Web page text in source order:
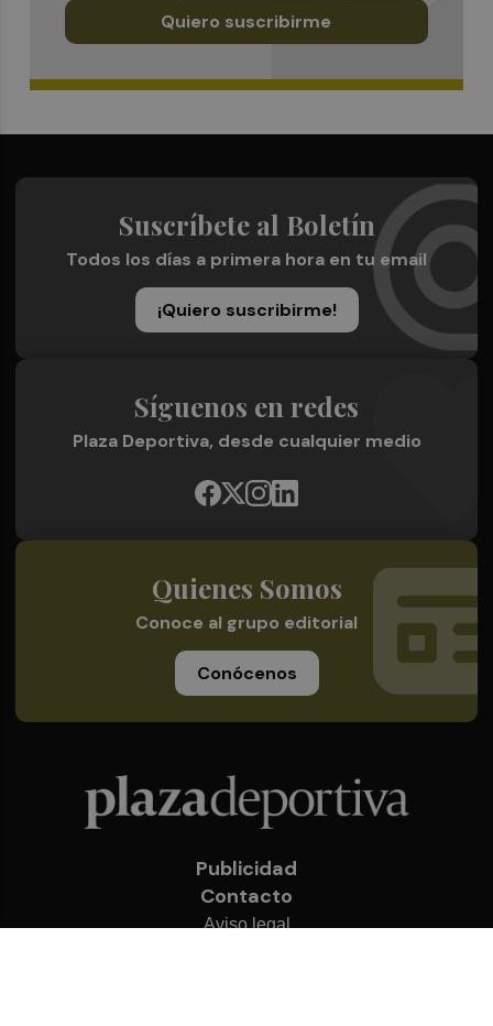
Quiero suscribirme
Suscríbete al Boletín
Todos los días a primera hora en tu email
¡Quiero suscribirme!
Síguenos en redes
Plaza Deportiva, desde cualquier medio
Quienes Somos
Conoce al grupo editorial
Conócenos
Publicidad
Contacto
Aviso legal